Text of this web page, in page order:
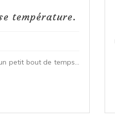
température.
petit bout de temps…